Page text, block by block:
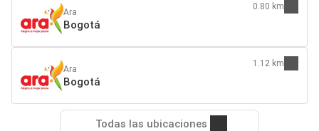
Ara
Bogotá
0.80 km
Ara
Bogotá
1.12 km
Todas las ubicaciones